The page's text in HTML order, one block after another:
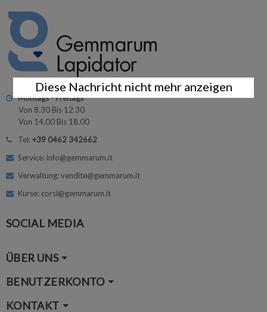
Montags - Freitags
Von 8.30 Bis 12.30
Von 14.00 Bis 18.00
Tel:+39 0462 342662
Service: info@gemmarum.it
Verwaltung: vendite@gemmarum.it
Kurse: corsi@gemmarum.it
SOCIAL MEDIA
ÜBER UNS
BENUTZERKONTO
KONTAKT
Diese Nachricht nicht mehr anzeigen